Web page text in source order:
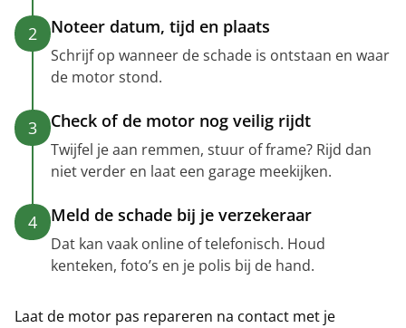
2 Noteer datum, tijd en plaats
Schrijf op wanneer de schade is ontstaan en waar
de motor stond.
3 Check of de motor nog veilig rijdt
Twijfel je aan remmen, stuur of frame? Rijd dan
niet verder en laat een garage meekijken.
4 Meld de schade bij je verzekeraar
Dat kan vaak online of telefonisch. Houd
kenteken, foto’s en je polis bij de hand.
Laat de motor pas repareren na contact met je